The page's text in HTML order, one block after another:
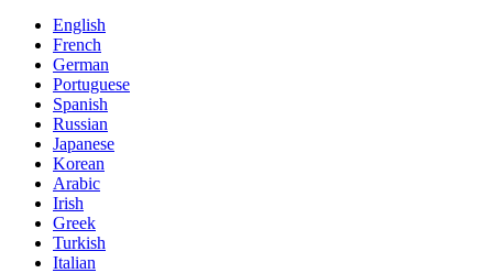
English
French
German
Portuguese
Spanish
Russian
Japanese
Korean
Arabic
Irish
Greek
Turkish
Italian